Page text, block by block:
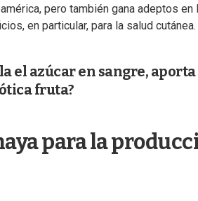
pero también gana adeptos en
en particular, para la salud cutánea.
el azúcar en sangre,
fruta?
para la